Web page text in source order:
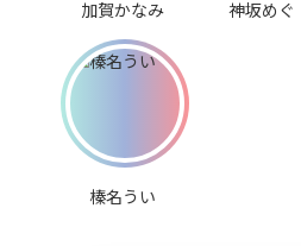
加賀かなみ 神坂めぐ
榛名うい